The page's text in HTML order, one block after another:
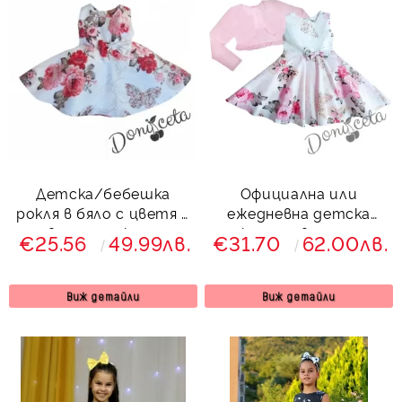
Детска/бебешка
рокля в бяло с цветя в
червено тип клош на
цветя
€25.56 49.99лв.
Виж детайли
Официална или
ежедневна детска
рокля на цветя тип
клош с болеро в
€31.70 62.00лв.
Виж детайли